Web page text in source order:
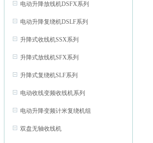
电动升降放线机DSFX系列
电动升降复绕机DSLF系列
升降式收线机SSX系列
升降式放线机SFX系列
升降式复绕机SLF系列
电动收线变频收线机系列
电动升降变频计米复绕机组
双盘无轴收线机